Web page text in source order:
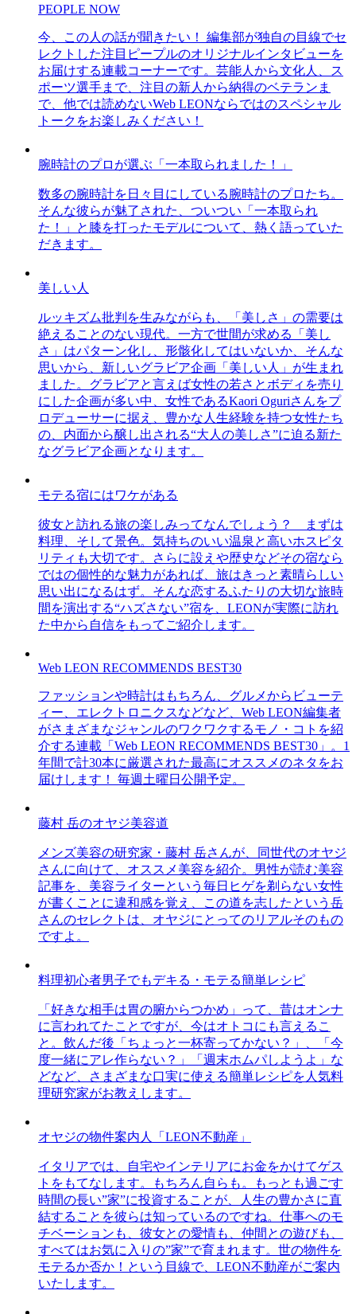
PEOPLE NOW
今、この人の話が聞きたい！ 編集部が独自の目線でセ
レクトした注目ピープルのオリジナルインタビューを
お届けする連載コーナーです。芸能人から文化人、ス
ポーツ選手まで、注目の新人から納得のベテランま
で、他では読めないWeb LEONならではのスペシャル
トークをお楽しみください！
腕時計のプロが選ぶ「一本取られました！」
数多の腕時計を日々目にしている腕時計のプロたち。
そんな彼らが魅了された、ついつい「一本取られ
た！」と膝を打ったモデルについて、熱く語っていた
だきます。
美しい人
ルッキズム批判を生みながらも、「美しさ」の需要は
絶えることのない現代。一方で世間が求める「美し
さ」はパターン化し、形骸化してはいないか、そんな
思いから、新しいグラビア企画「美しい人」が生まれ
ました。グラビアと言えば女性の若さとボディを売り
にした企画が多い中、女性であるKaori Oguriさんをプ
ロデューサーに据え、豊かな人生経験を持つ女性たち
の、内面から醸し出される“大人の美しさ”に迫る新た
なグラビア企画となります。
モテる宿にはワケがある
彼女と訪れる旅の楽しみってなんでしょう？ まずは
料理、そして景色。気持ちのいい温泉と高いホスピタ
リティも大切です。さらに設えや歴史などその宿なら
ではの個性的な魅力があれば、旅はきっと素晴らしい
思い出になるはず。そんな恋するふたりの大切な旅時
間を演出する“ハズさない”宿を、LEONが実際に訪れ
た中から自信をもってご紹介します。
Web LEON RECOMMENDS BEST30
ファッションや時計はもちろん、グルメからビューテ
ィー、エレクトロニクスなどなど、Web LEON編集者
がさまざまなジャンルのワクワクするモノ・コトを紹
介する連載「Web LEON RECOMMENDS BEST30」。1
年間で計30本に厳選された最高にオススメのネタをお
届けします！ 毎週土曜日公開予定。
藤村 岳のオヤジ美容道
メンズ美容の研究家・藤村 岳さんが、同世代のオヤジ
さんに向けて、オススメ美容を紹介。男性が読む美容
記事を、美容ライターという毎日ヒゲを剃らない女性
が書くことに違和感を覚え、この道を志したという岳
さんのセレクトは、オヤジにとってのリアルそのもの
ですよ。
料理初心者男子でもデキる・モテる簡単レシピ
「好きな相手は胃の腑からつかめ」って、昔はオンナ
に言われてたことですが、今はオトコにも言えるこ
と。飲んだ後「ちょっと一杯寄ってかない？」、「今
度一緒にアレ作らない？」「週末ホムパしようよ」な
どなど、さまざまな口実に使える簡単レシピを人気料
理研究家がお教えします。
オヤジの物件案内人「LEON不動産」
イタリアでは、自宅やインテリアにお金をかけてゲス
トをもてなします。もちろん自らも。もっとも過ごす
時間の長い”家”に投資することが、人生の豊かさに直
結することを彼らは知っているのですね。仕事へのモ
チベーションも、彼女との愛情も、仲間との遊びも、
すべてはお気に入りの”家”で育まれます。世の物件を
モテるか否か！という目線で、LEON不動産がご案内
いたします。